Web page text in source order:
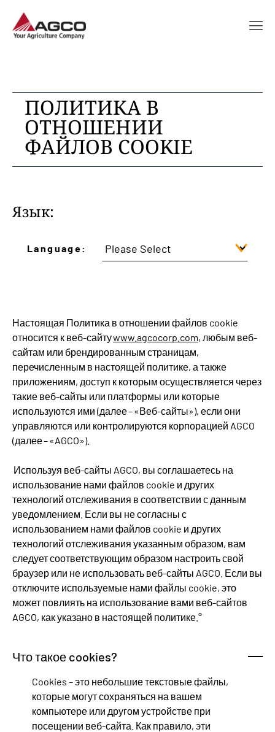
ПОЛИТИКА В
ОТНОШЕНИИ
ФАЙЛОВ COOKIE
Язык:
Language:
Настоящая Политика в отношении файлов cookie
относится к веб-сайтуwww.agcocorp.com, любым веб-
сайтам или брендированным страницам,
перечисленным в настоящей политике, а также
приложениям, доступ к которым осуществляется через
такие веб-сайты или платформы или которые
используются ими (далее – «Веб-сайты»), если они
управляются или контролируются корпорацией AGCO
(далее – «AGCO»).
Используя веб-сайты AGCO, вы соглашаетесь на
использование нами файлов cookie и других
технологий отслеживания в соответствии с данным
уведомлением. Если вы не согласны с
использованием нами файлов cookie и других
технологий отслеживания указанным образом, вам
следует соответствующим образом настроить свой
браузер или не использовать веб-сайты AGCO. Если вы
отключите используемые нами файлы cookie, это
может повлиять на использование вами веб-сайтов
AGCO, как указано в настоящей политике.°
Что такое cookies?
Cookies – это небольшие текстовые файлы,
которые могут сохраняться на вашем
компьютере или другом устройстве при
посещении веб-сайта. Как правило, эти